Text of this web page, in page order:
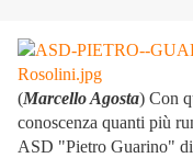
(Marcello Agosta) Con
conoscenza quanti più
ASD "Pietro Guarino"